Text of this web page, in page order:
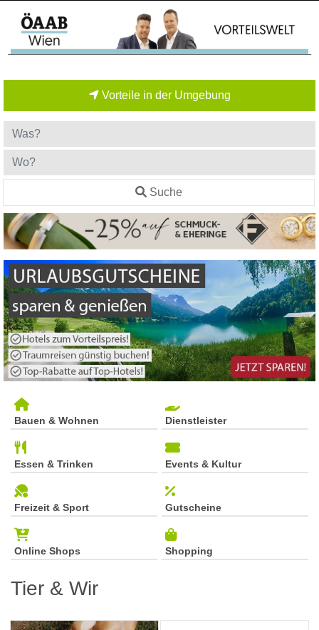
Vorteile in der Umgebung
Suche
Bauen & Wohnen Dienstleister
Essen & Trinken Events & Kultur
Freizeit & Sport Gutscheine
Online Shops Shopping
Tier & Wir